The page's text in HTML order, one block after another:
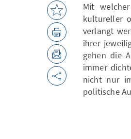
Mit
kultureller
verlangt
ihrer
gehen die
immer
nicht nur
politische